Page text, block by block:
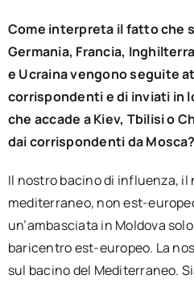
Come interpreta il fatto che
Germania, Francia,
e Ucraina vengono seguite
corrispondenti e di inviati in
che accade a Kiev, Tbilisi o
dai corrispondenti da Mosca?
Il nostro bacino di influenza,
mediterraneo, non est-
un’ambasciata in Moldova
baricentro est-europeo. La
sul bacino del Mediterraneo.